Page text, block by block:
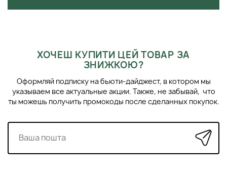
ХОЧЕШ КУПИТИ ЦЕЙ ТОВАР ЗА
ЗНИЖКОЮ?
Оформляй подписку на бьюти-дайджест, в котором мы
указываем все актуальные акции. Также, не забывай, что
ты можешь получить промокоды после сделанных покупок.